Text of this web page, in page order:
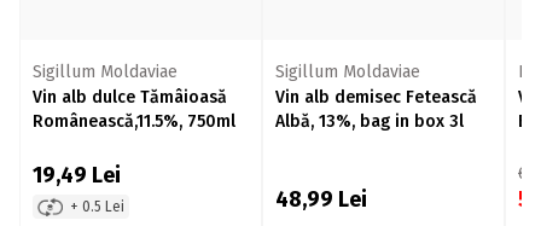
Sigillum Moldaviae
Vin alb dulce Tămâioasă
Românească,11.5%, 750ml
19,49 Lei
+ 0.5 Lei
Sigillum Moldaviae
Vin alb demisec Fetească
Albă, 13%, bag in box 3l
48,99 Lei